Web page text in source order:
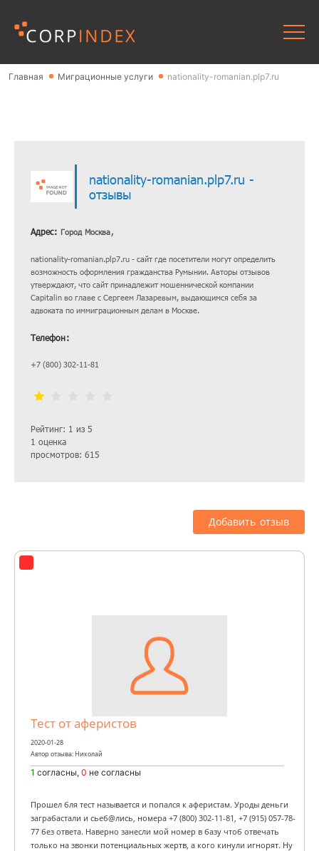
Главная Миграционные услуги nationality-romanian.plp7.ru
nationality-romanian.plp7.ru -
отзывы
Адрес: Город Москва,
nationality-romanian.plp7.ru - сайт где посетители могут определить
возможность оформления гражданства Румынии. Авторы отзывов
утверждают, что сайт принадлежит мошеннической компании
Capitalin во главе с Сергеем Лазаревым, выдающимся себя за
адвоката по иммиграционным делам в Москве.
Рейтинг: 1 из 5
1 оценка
просмотров: 615
Телефон:
+7 (800) 302-11-81
Добавить отзыв
Тест от аферистов
2020-01-28
Автор отзыва: Николай
1 согласны, 0 не согласны
Прошел бля тест называется и попался к аферистам. Уроды деньги
заграбастали и сьеб@лись, номера +7 (800) 302-11-81, +7 (915) 057-78-
77 без ответа. Наверно занесли мой номер в базу чтоб отвечать
только на звонки потенциальных жертв, а кого кинули игнорят. Ну